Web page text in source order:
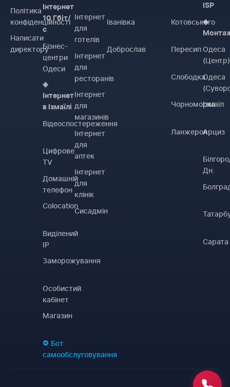
Політика
конфіденційності
Написати
директору
Інтернет
10 Гбіт/
с
Бізнес-
центри
Одеси
◈
Інтернет
в Ізмаїлі
Відеоспостереження
Цифрове
TV
Домашній
телефон
Colocation
Виділений
IP
Заморожування
Особистий
кабінет
Магазин
Бот
самообслуговування
Інтернет
для
готелів
Інтернет
для
ресторанів
Інтернет
для
магазинів
Інтернет
для
аптек
Інтернет
для
клінік
Сисадмін
Іванівка
Доброслав
Котовського
Пересип
Слободка
Чорноморка
Ланжерон
ISP
◈
Одеса
(Центр)
Одеса
Ізмаїл
Арциз
Дн.
Сарата